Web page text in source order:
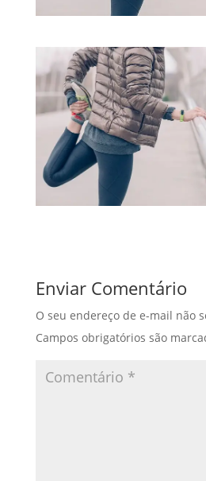
Enviar Comentário
O seu endereço de e-mail não
Campos obrigatórios são